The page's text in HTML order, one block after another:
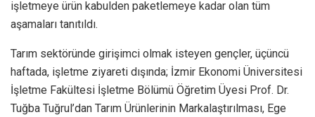
işletmeye ürün kabulden paketlemeye kadar olan tüm
aşamaları tanıtıldı.
Tarım sektöründe girişimci olmak isteyen gençler, üçüncü
haftada, işletme ziyareti dışında; İzmir Ekonomi Üniversitesi
İşletme Fakültesi İşletme Bölümü Öğretim Üyesi Prof. Dr.
Tuğba Tuğrul’dan Tarım Ürünlerinin Markalaştırılması, Ege